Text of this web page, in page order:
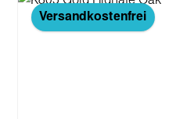
Versandkostenfrei